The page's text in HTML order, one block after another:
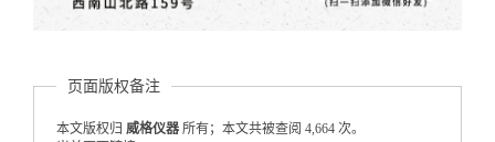
页面版权备注
本文版权归 威格仪器 所有；本文共被查阅 4,664 次。